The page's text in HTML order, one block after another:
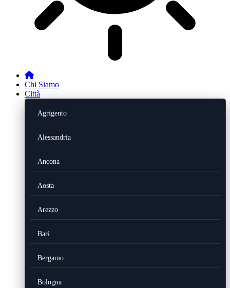
Chi Siamo
Città
Agrigento
Alessandria
Ancona
Aosta
Arezzo
Bari
Bergamo
Bologna